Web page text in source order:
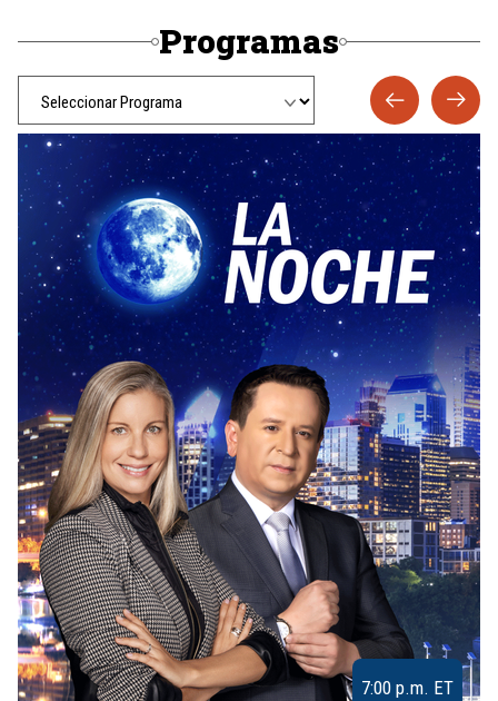
Programas
7:00 p.m. ET